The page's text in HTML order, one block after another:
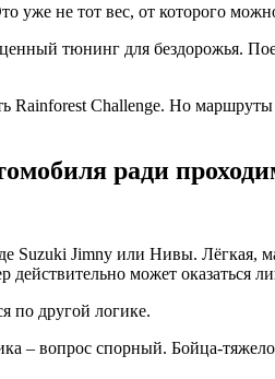
не тот вес, от которого
тюнинг для бездорожья.
Challenge. Но
ради
Suzuki Jimny или Нивы. Лёгкая,
может оказаться
по другой логике.
– вопрос спорный. Бойца-